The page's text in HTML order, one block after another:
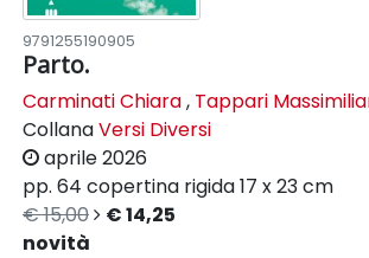
9791255190905
Parto.
Carminati Chiara, Tappari
CollanaVersi Diversi
aprile 2026
pp. 64 copertina rigida17 x 23 cm
€ 15,00
€ 14,25
novità